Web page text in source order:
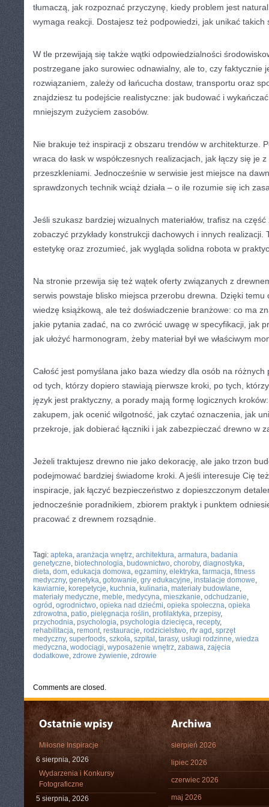
tłumaczą, jak rozpoznać przyczynę, kiedy problem jest
wymaga reakcji. Dostajesz też podpowiedzi, jak unikać takich
W tle przewijają się także wątki odpowiedzialności
postrzegane jako surowiec odnawialny, ale to, czy faktycznie
rozwiązaniem, zależy od łańcucha dostaw, transportu oraz
znajdziesz tu podejście realistyczne: jak budować i
mniejszym zużyciem zasobów.
Nie brakuje też inspiracji z obszaru trendów w architekturze.
wraca do łask w współczesnych realizacjach, jak łączy się je
przeszkleniami. Jednocześnie w serwisie jest miejsce na
sprawdzonych technik wciąż działa – o ile rozumie się ich
Jeśli szukasz bardziej wizualnych materiałów, trafisz na
zobaczyć przykłady konstrukcji dachowych i innych realizacji.
estetykę oraz zrozumieć, jak wygląda solidna robota w
Na stronie przewija się też wątek oferty związanych z
serwis powstaje blisko miejsca przerobu drewna. Dzięki temu
wiedzę książkową, ale też doświadczenie branżowe: co ma
jakie pytania zadać, na co zwrócić uwagę w specyfikacji, jak
jak ułożyć harmonogram, żeby materiał był we właściwym
Całość jest pomyślana jako baza wiedzy dla osób na
od tych, którzy dopiero stawiają pierwsze kroki, po tych,
język jest praktyczny, a porady mają formę logicznych
zakupem, jak ocenić wilgotność, jak czytać oznaczenia, jak
przekroje, jak dobierać łączniki i jak zabezpieczać drewno w
Jeżeli traktujesz drewno nie jako dekorację, ale jako trzon
podejmować bardziej świadome kroki. A jeśli interesuje Cię
inspiracje, jak łączyć bezpieczeństwo z dopieszczonym
jednocześnie poradnikiem, zbiorem praktyk i punktem
pracować z drewnem rozsądnie.
Tagi: apteka, aranżacja wnętrz, architektura, armatura, badania
genetyczne, biotechnologia, budownictwo, choroby, diagnostyka,
dieta, dom, edukacja domowa, egzaminy, elektryka, farmacja, fitness
medyczny, genetyka, gotowanie, gry edukacyjne, instalacje domowe,
kawiarnie, korepetycje, kuchnia, kulinaria, materiały budowlane,
materiały medyczne, meble, medycyna, mieszkanie, odchudzanie,
ogród , ogrodnictwo, opieka nad dziećmi, opieka społeczna, opieka
zdrowotna, patio, pielęgnacja roślin, profilaktyka, przepisy,
przychodnia, psychologia, psychologia dziecięca, recepty,
rehabilitacja, remont, restauracje, rodzicielstwo, rtv agd , sprzęt
medyczny, superfoods, szkoła, szpital , tarasy, usługi rodzinne, wiedza
medyczna, wodociągi, wyposażenie wnętrz, zabawa, zajęcia
dodatkowe, zdrowe żywienie, zdrowie
Comments are closed.
Miłosne Inspiracje
6 sierpnia, 2026
Wydarzenia i Konkursy
Fotograficzne
5 sierpnia, 2026
sierpień 2026
lipiec 2026
czerwiec 2026
maj 2026